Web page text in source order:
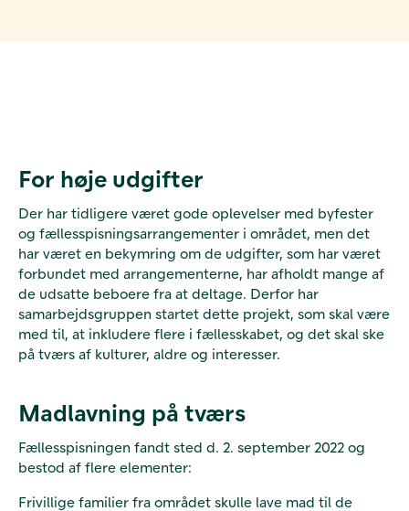
For høje udgifter
Der har tidligere været gode oplevelser med byfester
og fællesspisningsarrangementer i området, men det
har været en bekymring om de udgifter, som har været
forbundet med arrangementerne, har afholdt mange af
de udsatte beboere fra at deltage. Derfor har
samarbejdsgruppen startet dette projekt, som skal være
med til, at inkludere flere i fællesskabet, og det skal ske
på tværs af kulturer, aldre og interesser.
Madlavning på tværs
Fællesspisningen fandt sted d. 2. september 2022 og
bestod af flere elementer:
Frivillige familier fra området skulle lave mad til de